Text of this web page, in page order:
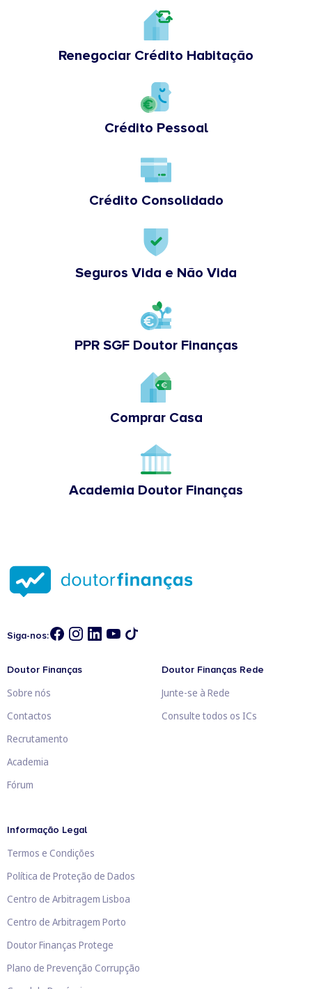
Renegociar Crédito Habitação
Crédito Pessoal
Crédito Consolidado
Seguros Vida e Não Vida
PPR SGF Doutor Finanças
Comprar Casa
Academia Doutor Finanças
Siga-nos:
Doutor Finanças
Sobre nós
Contactos
Recrutamento
Academia
Fórum
Doutor Finanças Rede
Junte-se à Rede
Consulte todos os ICs
Informação Legal
Termos e Condições
Política de Proteção de Dados
Centro de Arbitragem Lisboa
Centro de Arbitragem Porto
Doutor Finanças Protege
Plano de Prevenção Corrupção